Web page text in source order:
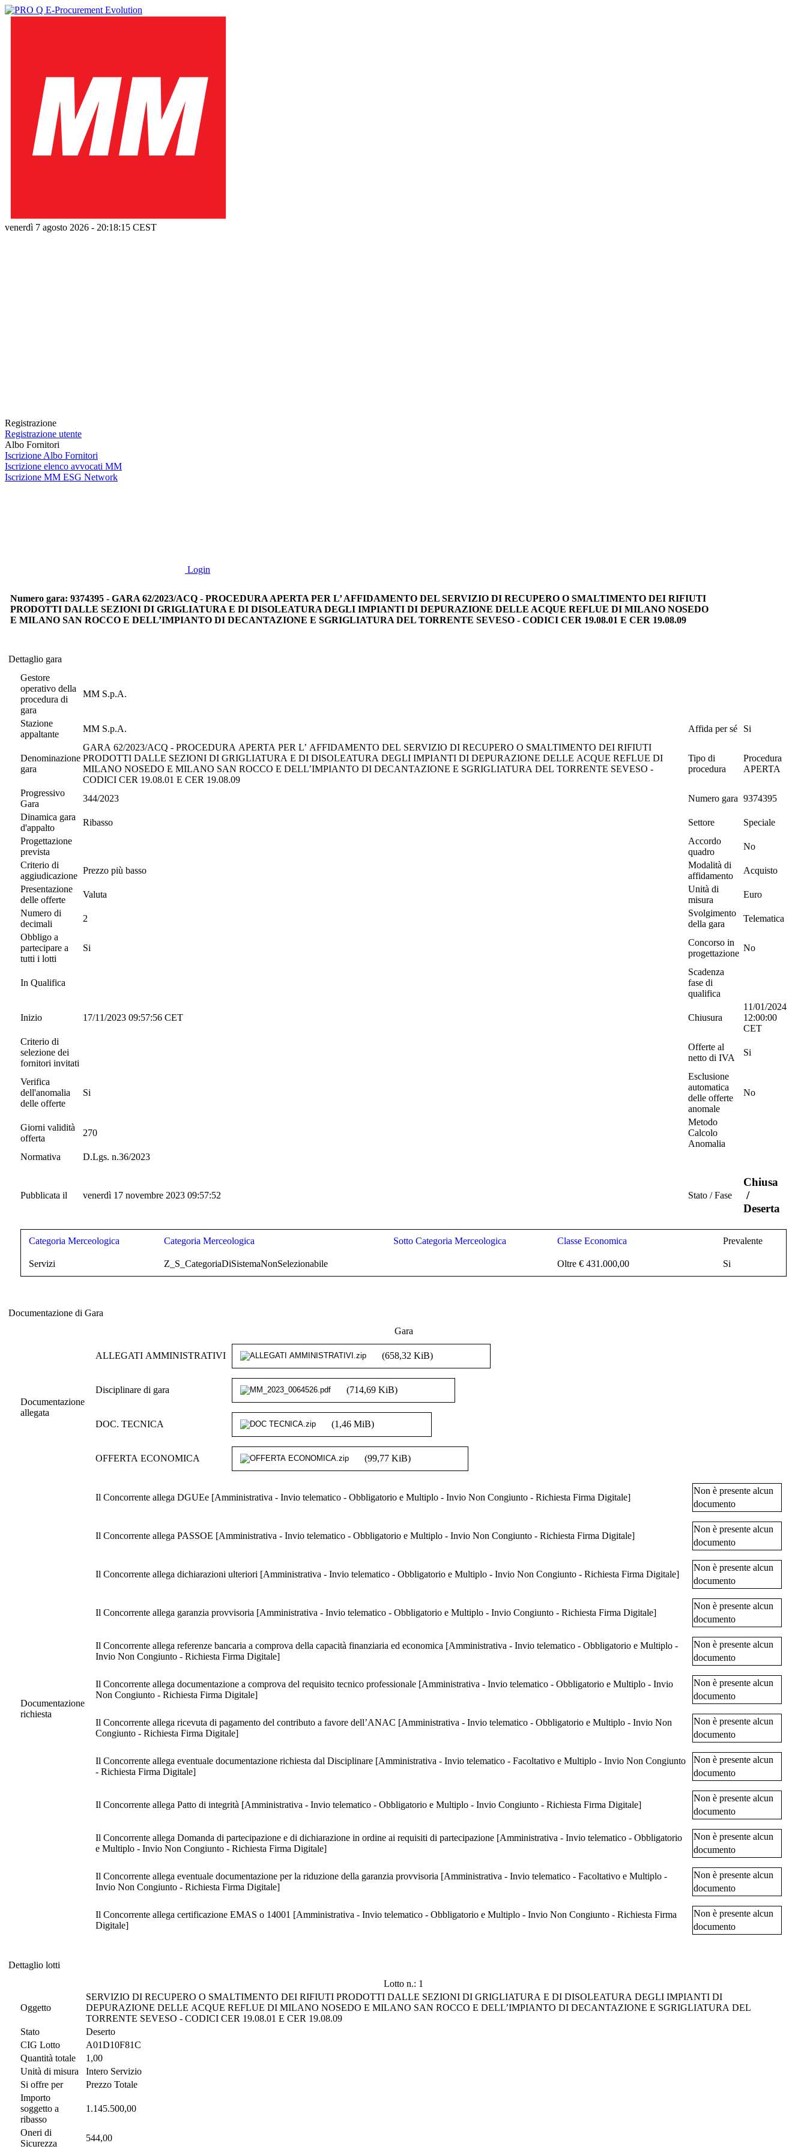
venerdì 7 agosto 2026 - 20:18:16 CEST
Registrazione
Registrazione utente
Albo Fornitori
Iscrizione Albo Fornitori
Iscrizione elenco avvocati MM
Iscrizione MM ESG Network
Login
Numero gara: 9374395 - GARA 62/2023/ACQ - PROCEDURA APERTA PER L’ AFFIDAMENTO DEL SERVIZIO DI RECUPERO O SMALTIMENTO DEI RIFIUTI
PRODOTTI DALLE SEZIONI DI GRIGLIATURA E DI DISOLEATURA DEGLI IMPIANTI DI DEPURAZIONE DELLE ACQUE REFLUE DI MILANO NOSEDO
E MILANO SAN ROCCO E DELL’IMPIANTO DI DECANTAZIONE E SGRIGLIATURA DEL TORRENTE SEVESO - CODICI CER 19.08.01 E CER 19.08.09
Dettaglio gara
Gestore
operativo della
procedura di
gara
MM S.p.A.
Stazione
appaltante
MM S.p.A. Affida per sé Si
Denominazione
gara
GARA 62/2023/ACQ - PROCEDURA APERTA PER L’ AFFIDAMENTO DEL SERVIZIO DI RECUPERO O SMALTIMENTO DEI RIFIUTI
PRODOTTI DALLE SEZIONI DI GRIGLIATURA E DI DISOLEATURA DEGLI IMPIANTI DI DEPURAZIONE DELLE ACQUE REFLUE DI
MILANO NOSEDO E MILANO SAN ROCCO E DELL’IMPIANTO DI DECANTAZIONE E SGRIGLIATURA DEL TORRENTE SEVESO -
CODICI CER 19.08.01 E CER 19.08.09
Tipo di
procedura
Procedura
APERTA
Progressivo
Gara
344/2023 Numero gara 9374395
Dinamica gara
d'appalto
Ribasso Settore
Speciale
Progettazione
prevista
Accordo
quadro
No
Criterio di
aggiudicazione
Prezzo più basso
Modalità di
affidamento
Acquisto
Presentazione
delle offerte
Valuta
Unità di
misura
Euro
Numero di
decimali
2
Svolgimento
della gara
Telematica
Obbligo a
partecipare a
tutti i lotti
Si
Concorso in
progettazione
No
In Qualifica
Scadenza
fase di
qualifica
Inizio 17/11/2023 09:57:56 CET Chiusura
11/01/2024
12:00:00
CET
Criterio di
selezione dei
fornitori invitati
Offerte al
netto di IVA
Si
Verifica
dell'anomalia
delle offerte
Si
Esclusione
automatica
delle offerte
anomale
No
Giorni validità
offerta
270
Metodo
Calcolo
Anomalia
Normativa
D.Lgs. n.36/2023
Pubblicata il venerdì 17 novembre 2023 09:57:52 Stato / Fase
Chiusa
/
Deserta
Categoria Merceologica Categoria Merceologica Sotto Categoria Merceologica Classe Economica Prevalente
Servizi Z_S_CategoriaDiSistemaNonSelezionabile Oltre € 431.000,00 Si
Documentazione di Gara
Gara
Documentazione
allegata
ALLEGATI AMMINISTRATIVI (658,32 KiB)
Disciplinare di gara (714,69 KiB)
DOC. TECNICA (1,46 MiB)
OFFERTA ECONOMICA (99,77 KiB)
Documentazione
richiesta
Il Concorrente allega DGUEe [Amministrativa - Invio telematico - Obbligatorio e Multiplo - Invio Non Congiunto - Richiesta Firma Digitale]
Non è presente alcun
documento
Il Concorrente allega PASSOE [Amministrativa - Invio telematico - Obbligatorio e Multiplo - Invio Non Congiunto - Richiesta Firma Digitale]
Non è presente alcun
documento
Il Concorrente allega dichiarazioni ulteriori [Amministrativa - Invio telematico - Obbligatorio e Multiplo - Invio Non Congiunto - Richiesta Firma Digitale]
Non è presente alcun
documento
Il Concorrente allega garanzia provvisoria [Amministrativa - Invio telematico - Obbligatorio e Multiplo - Invio Congiunto - Richiesta Firma Digitale]
Non è presente alcun
documento
Il Concorrente allega referenze bancaria a comprova della capacità finanziaria ed economica [Amministrativa - Invio telematico - Obbligatorio e Multiplo -
Invio Non Congiunto - Richiesta Firma Digitale]
Non è presente alcun
documento
Il Concorrente allega documentazione a comprova del requisito tecnico professionale [Amministrativa - Invio telematico - Obbligatorio e Multiplo - Invio
Non Congiunto - Richiesta Firma Digitale]
Non è presente alcun
documento
Il Concorrente allega ricevuta di pagamento del contributo a favore dell’ANAC [Amministrativa - Invio telematico - Obbligatorio e Multiplo - Invio Non
Congiunto - Richiesta Firma Digitale]
Non è presente alcun
documento
Il Concorrente allega eventuale documentazione richiesta dal Disciplinare [Amministrativa - Invio telematico - Facoltativo e Multiplo - Invio Non Congiunto
- Richiesta Firma Digitale]
Non è presente alcun
documento
Il Concorrente allega Patto di integrità [Amministrativa - Invio telematico - Obbligatorio e Multiplo - Invio Congiunto - Richiesta Firma Digitale]
Non è presente alcun
documento
Il Concorrente allega Domanda di partecipazione e di dichiarazione in ordine ai requisiti di partecipazione [Amministrativa - Invio telematico - Obbligatorio
e Multiplo - Invio Non Congiunto - Richiesta Firma Digitale]
Non è presente alcun
documento
Il Concorrente allega eventuale documentazione per la riduzione della garanzia provvisoria [Amministrativa - Invio telematico - Facoltativo e Multiplo -
Invio Non Congiunto - Richiesta Firma Digitale]
Non è presente alcun
documento
Il Concorrente allega certificazione EMAS o 14001 [Amministrativa - Invio telematico - Obbligatorio e Multiplo - Invio Non Congiunto - Richiesta Firma
Digitale]
Non è presente alcun
documento
Dettaglio lotti
Lotto n.: 1
Oggetto
SERVIZIO DI RECUPERO O SMALTIMENTO DEI RIFIUTI PRODOTTI DALLE SEZIONI DI GRIGLIATURA E DI DISOLEATURA DEGLI IMPIANTI DI
DEPURAZIONE DELLE ACQUE REFLUE DI MILANO NOSEDO E MILANO SAN ROCCO E DELL’IMPIANTO DI DECANTAZIONE E SGRIGLIATURA DEL
TORRENTE SEVESO - CODICI CER 19.08.01 E CER 19.08.09
Stato
Deserto
CIG Lotto
A01D10F81C
Quantità totale
1,00
Unità di misura
Intero Servizio
Si offre per
Prezzo Totale
Importo
soggetto a
ribasso
1.145.500,00
Oneri di
Sicurezza
544,00